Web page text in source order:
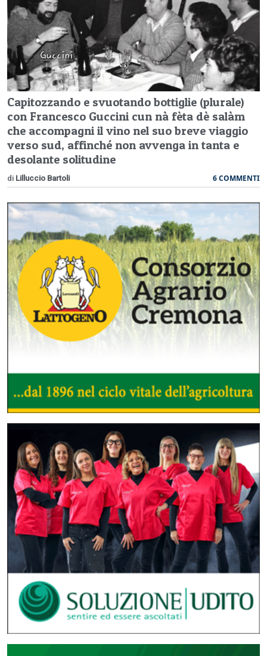
Capitozzando e svuotando bottiglie (plurale)
con Francesco Guccini cun nà fèta dè salàm
che accompagni il vino nel suo breve viaggio
verso sud, affinché non avvenga in tanta e
desolante solitudine
di Lilluccio Bartoli 6 COMMENTI